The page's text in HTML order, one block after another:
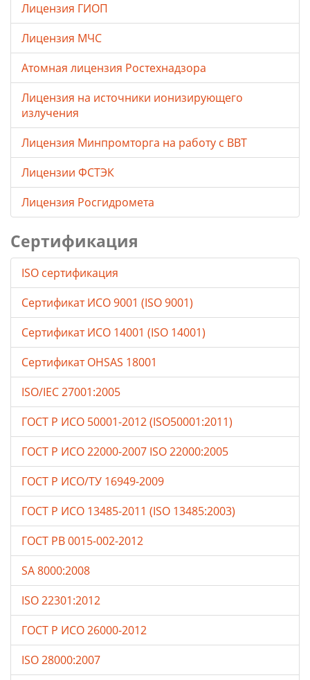
Лицензия ГИОП
Лицензия МЧС
Атомная лицензия Ростехнадзора
Лицензия на источники ионизирующего
излучения
Лицензия Минпромторга на работу с ВВТ
Лицензии ФСТЭК
Лицензия Росгидромета
Сертификация
ISO сертификация
Сертификат ИСО 9001 (ISO 9001)
Сертификат ИСО 14001 (ISO 14001)
Сертификат OHSAS 18001
ISO/IEC 27001:2005
ГОСТ Р ИСО 50001-2012 (ISO50001:2011)
ГОСТ Р ИСО 22000-2007 ISO 22000:2005
ГОСТ Р ИСО/ТУ 16949-2009
ГОСТ Р ИСО 13485-2011 (ISO 13485:2003)
ГОСТ РВ 0015-002-2012
SA 8000:2008
ISO 22301:2012
ГОСТ Р ИСО 26000-2012
ISO 28000:2007